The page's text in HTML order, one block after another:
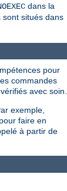
dans la
sont situés dans
pour
commandes
avec soin.
exemple,
pour faire en
à partir de